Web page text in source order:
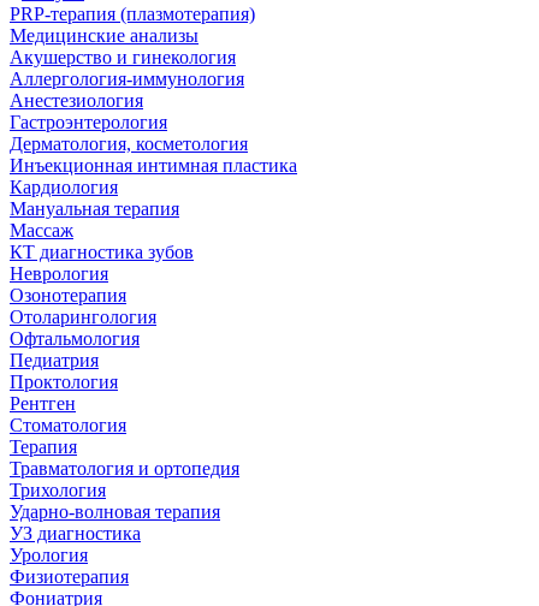
PRP-терапия (плазмотерапия)
Медицинские анализы
Акушерство и гинекология
Аллергология-иммунология
Анестезиология
Гастроэнтерология
Дерматология, косметология
Инъекционная интимная пластика
Кардиология
Мануальная терапия
Массаж
КТ диагностика зубов
Неврология
Озонотерапия
Отоларингология
Офтальмология
Педиатрия
Проктология
Рентген
Стоматология
Терапия
Травматология и ортопедия
Трихология
Ударно-волновая терапия
УЗ диагностика
Урология
Физиотерапия
Фониатрия